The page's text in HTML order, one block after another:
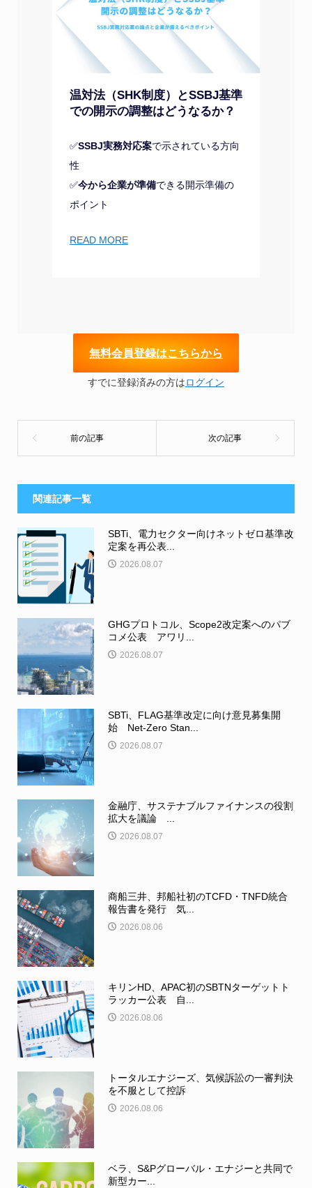
温対法（SHK制度）とSSBJ基準
での開示の調整はどうなるか？
✅SSBJ実務対応案で示されている方向
性
✅今から企業が準備できる開示準備の
ポイント
READ MORE
無料会員登録はこちらから
すでに登録済みの方はログイン
関連記事一覧
SBTi、電力セクター向けネットゼロ基準改
定案を再公表...
2026.08.07
GHGプロトコル、Scope2改定案へのパブ
コメ公表 アワリ...
2026.08.07
SBTi、FLAG基準改定に向け意見募集開
始 Net-Zero Stan...
2026.08.07
金融庁、サステナブルファイナンスの役割
拡大を議論 ...
2026.08.07
商船三井、邦船社初のTCFD・TNFD統合
報告書を発行 気...
2026.08.06
キリンHD、APAC初のSBTNターゲットト
ラッカー公表 自...
2026.08.06
トータルエナジーズ、気候訴訟の一審判決
を不服として控訴
2026.08.06
ベラ、S&Pグローバル・エナジーと共同で
新型カー...